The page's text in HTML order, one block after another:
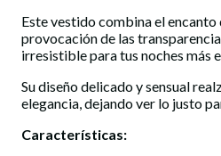
Este vestido combina el encanto
provocación de las
irresistible para tus noches más
Su diseño delicado y sensual
elegancia, dejando ver lo justo
Características: